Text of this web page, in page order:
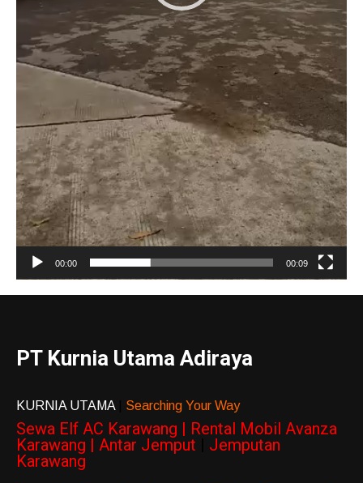
00:00 00:09
PT Kurnia Utama Adiraya
KURNIA UTAMA Searching Your Way
Sewa Elf AC Karawang | Rental Mobil Avanza
Karawang | Antar Jemput
Jemputan
Karawang